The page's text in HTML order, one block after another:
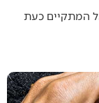
המתקיים כעת